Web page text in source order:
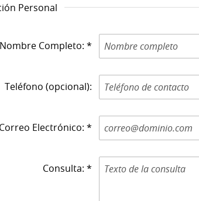
Personal
Nombre Completo: *
Teléfono (opcional):
Correo Electrónico: *
Consulta: *